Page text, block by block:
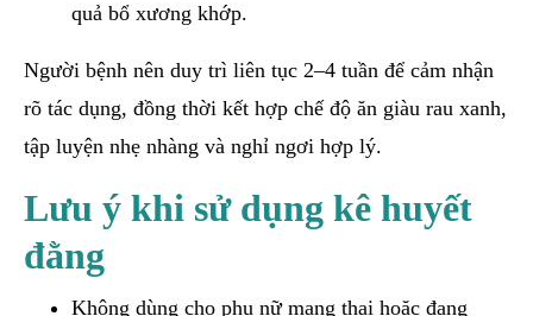
quả bổ xương khớp.
Người bệnh nên duy trì liên tục 2–4 tuần để cảm nhận
rõ tác dụng, đồng thời kết hợp chế độ ăn giàu rau xanh,
tập luyện nhẹ nhàng và nghỉ ngơi hợp lý.
Lưu ý khi sử dụng kê huyết
đằng
Không dùng cho phụ nữ mang thai hoặc đang